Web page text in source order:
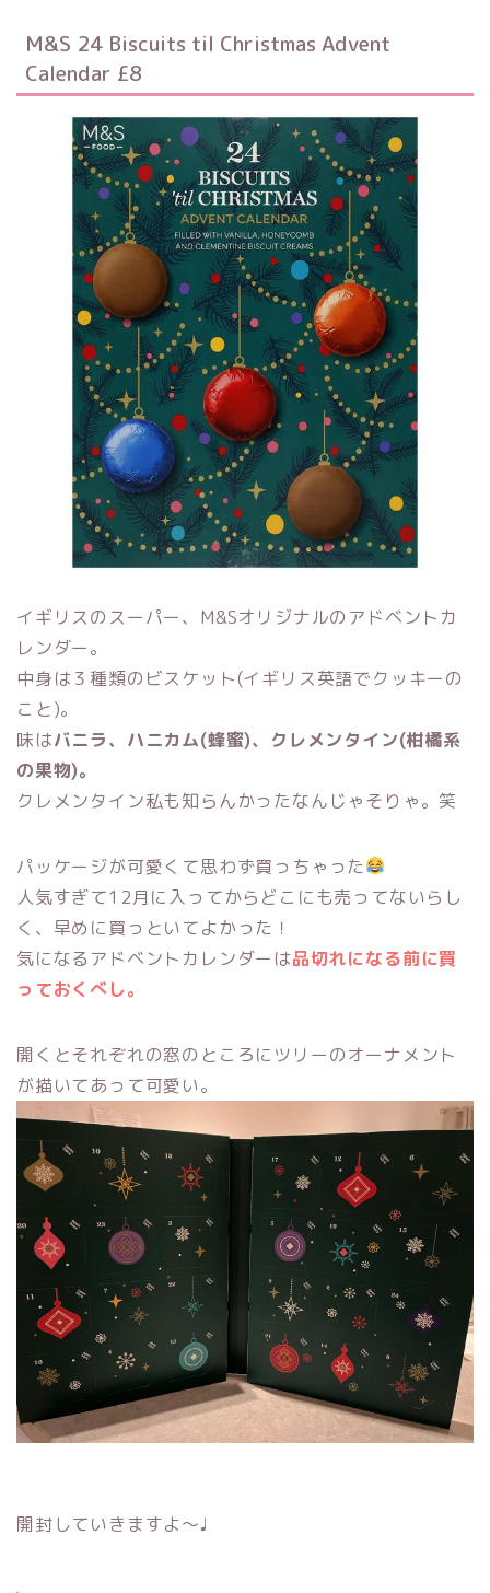
M&S 24 Biscuits til Christmas Advent
Calendar £8
イギリスのスーパー、M&Sオリジナルのアドベントカ
レンダー。
中身は３種類のビスケット(イギリス英語でクッキーの
こと)。
味はバニラ、ハニカム(蜂蜜)、クレメンタイン(柑橘系
の果物)。
クレメンタイン私も知らんかったなんじゃそりゃ。笑
パッケージが可愛くて思わず買っちゃった
人気すぎて12月に入ってからどこにも売ってないらし
く、早めに買っといてよかった！
気になるアドベントカレンダーは品切れになる前に買
っておくべし。
開くとそれぞれの窓のところにツリーのオーナメント
が描いてあって可愛い。
開封していきますよ〜♩